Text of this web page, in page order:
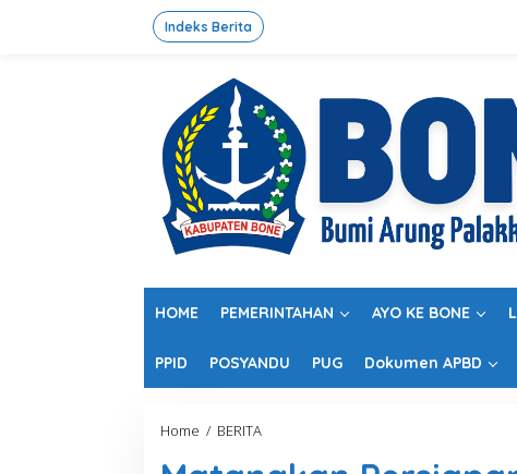
Indeks Berita
HOME PEMERINTAHAN AYO KE BONE
PPID POSYANDU PUG Dokumen APBD
Home / BERITA
t